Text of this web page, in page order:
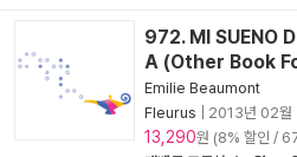
972. MI SUENO
A (Other Book
Emilie Beaumont
Fleurus
2013년 02월
13,290원 (8% 할인 /